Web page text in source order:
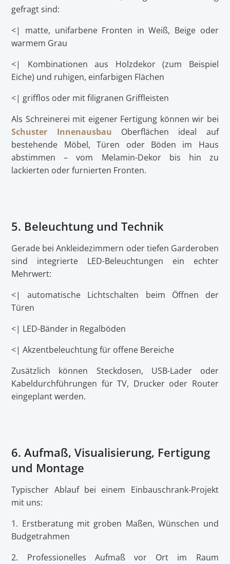
gefragt sind:
<| matte, unifarbene Fronten in Weiß, Beige oder
warmem Grau
<| Kombinationen aus Holzdekor (zum Beispiel
Eiche) und ruhigen, einfarbigen Flächen
<| grifflos oder mit filigranen Griffleisten
Als Schreinerei mit eigener Fertigung können wir bei
Schuster Innenausbau Oberflächen ideal auf
bestehende Möbel, Türen oder Böden im Haus
abstimmen – vom Melamin-Dekor bis hin zu
lackierten oder furnierten Fronten.
5. Beleuchtung und Technik
Gerade bei Ankleidezimmern oder tiefen Garderoben
sind integrierte LED-Beleuchtungen ein echter
Mehrwert:
<| automatische Lichtschalten beim Öffnen der
Türen
<| LED-Bänder in Regalböden
<| Akzentbeleuchtung für offene Bereiche
Zusätzlich können Steckdosen, USB-Lader oder
Kabeldurchführungen für TV, Drucker oder Router
eingeplant werden.
6. Aufmaß, Visualisierung, Fertigung
und Montage
Typischer Ablauf bei einem Einbauschrank-Projekt
mit uns:
1. Erstberatung mit groben Maßen, Wünschen und
Budgetrahmen
2. Professionelles Aufmaß vor Ort im Raum